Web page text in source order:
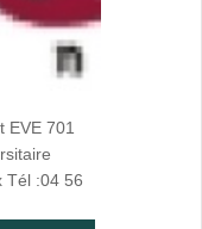
EVE 701
Tél :04 56